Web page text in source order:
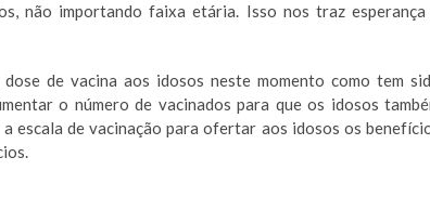
não importando faixa etária. Isso nos traz esperança
de vacina aos idosos neste momento como tem
o número de vacinados para que os idosos
escala de vacinação para ofertar aos idosos os